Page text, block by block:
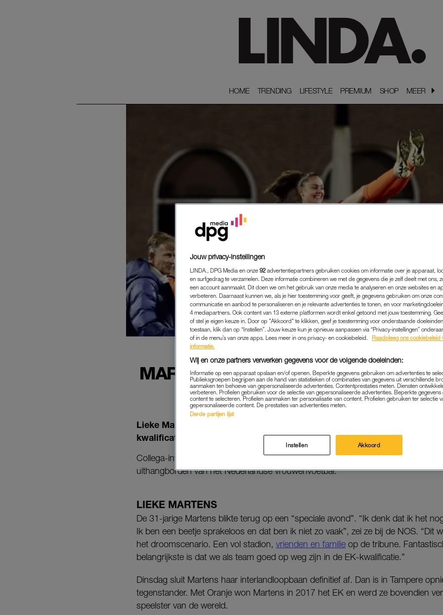
HOME
HOME TRENDING
TRENDING LIFESTYLE
LIFESTYLE PREMIUM
PREMIUM SHOP
SHOP MEER
MEER
MARTENS 'SPRAKELOOS' NA
THUISPUBLIEK IN
01-06-2024 | JUJUBE ZEGUERS
Lieke Martens kreeg bij haar afscheid voor het thuispubliek na afloop
kwalificatieduel met Finland (1-0-winst) een daverend applaus.
Collega-internationals en oud-internationals vormden bovendien een erehaag
uithangborden van het Nederlandse vrouwenvoetbal.
LIEKE MARTENS
De 31-jarige Martens blikte terug op een “speciale avond”. “Ik denk dat ik het
Ik ben een beetje sprakeloos en dat ben ik niet zo vaak”, zei ze bij de NOS. “Dit
het droomscenario. Een vol stadion, vrienden en familie op de tribune.
belangrijkste is dat we als team goed op weg zijn in de EK-kwalificatie.”
Dinsdag sluit Martens haar interlandloopbaan definitief af. Dan is in Tampere
tegenstander. Met Oranje won Martens in 2017 het EK en werd ze bovendien
speelster van de wereld.
Jouw privacy-instellingen
LINDA., DPG Media en onze 92 advertentiepartners gebruiken cookies om informatie over je apparaat,
en surfgedrag te verzamelen. Deze informatie combineren we met de gegevens die je zelf deelt met ons,
een account aanmaakt. Dit doen we om het gebruik van onze media te analyseren en onze websites en
verbeteren. Daarnaast kunnen we, als je hier toestemming voor geeft, je gegevens gebruiken om onze
communicatie en aanbod te personaliseren en je relevante advertenties te tonen, en voor
4 mediapartners. Ook content van 13 externe platformen wordt enkel getoond met jouw toestemming.
of stel je eigen keuze in. Door op "Akkoord" te klikken, geef je toestemming voor onderstaande
toestaan, klik dan op “Instellen”. Jouw keuze kun je opnieuw aanpassen via “Privacy-instellingen”
of in de menu’s van onze apps. Lees meer in ons privacy- en cookiebeleid.
Raadpleeg ons cookiebeleid
informatie.
Wij en onze partners verwerken gegevens voor de volgende doeleinden:
Informatie op een apparaat opslaan en/of openen. Beperkte gegevens gebruiken om advertenties te
Publieksgroepen begrijpen aan de hand van statistieken of combinaties van gegevens uit verschillende
aanmaken ten behoeve van gepersonaliseerde advertenties. Contentprestaties meten. Diensten
verbeteren. Profielen gebruiken voor de selectie van gepersonaliseerde advertenties. Beperkte
content te selecteren. Profielen aanmaken ter personalisatie van content. Profielen gebruiken ter selectie
gepersonaliseerde content. De prestaties van advertenties meten.
Derde partijen lijst
Instellen Akkoord